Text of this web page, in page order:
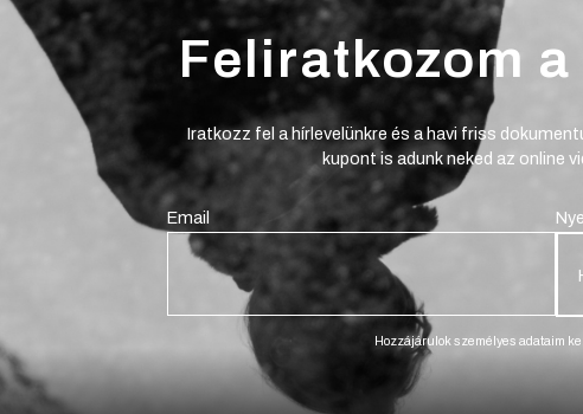
Feliratkozom
Iratkozz fel a hírlevelünkre és a havi friss
kupont is adunk neked az online
Email
Hozzájárulok személyes adataim